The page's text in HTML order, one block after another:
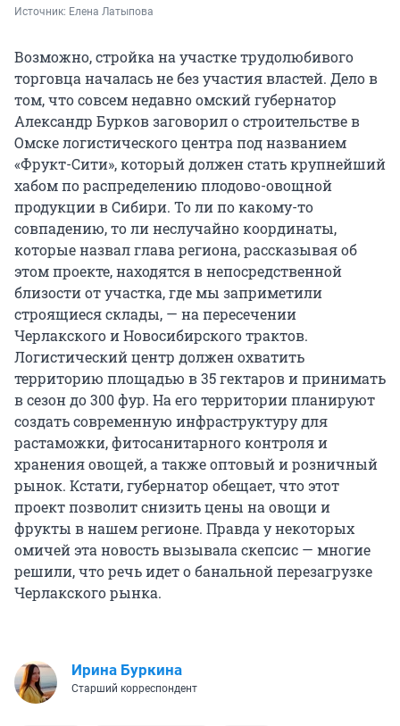
Источник: Елена Латыпова
Возможно, стройка на участке трудолюбивого
торговца началась не без участия властей. Дело в
том, что совсем недавно омский губернатор
Александр Бурков заговорил о строительстве в
Омске логистического центра под названием
«Фрукт-Сити», который должен стать крупнейший
хабом по распределению плодово-овощной
продукции в Сибири. То ли по какому-то
совпадению, то ли неслучайно координаты,
которые назвал глава региона, рассказывая об
этом проекте, находятся в непосредственной
близости от участка, где мы заприметили
строящиеся склады, — на пересечении
Черлакского и Новосибирского трактов.
Логистический центр должен охватить
территорию площадью в 35 гектаров и принимать
в сезон до 300 фур. На его территории планируют
создать современную инфраструктуру для
растаможки, фитосанитарного контроля и
хранения овощей, а также оптовый и розничный
рынок. Кстати, губернатор обещает, что этот
проект позволит снизить цены на овощи и
фрукты в нашем регионе. Правда у некоторых
омичей эта новость вызывала скепсис — многие
решили, что речь идет о банальной перезагрузке
Черлакского рынка.
Ирина Буркина
Старший корреспондент